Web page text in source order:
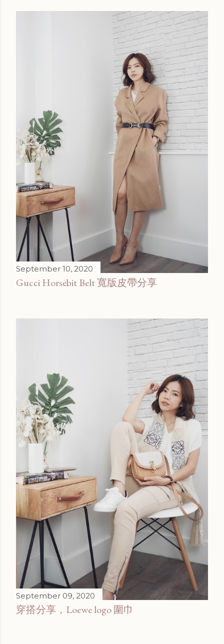
September 10, 2020
Gucci Horsebit Belt 寬版皮帶分享
September 09, 2020
穿搭分享，Loewe logo 圍巾